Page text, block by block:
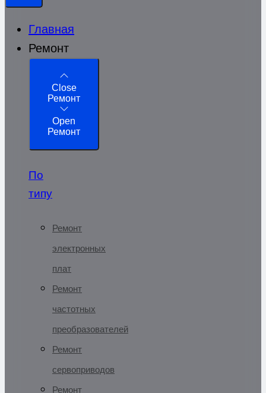
Главная
Ремонт
Close
Ремонт
Open
Ремонт
По
типу
Ремонт
электронных
плат
Ремонт
частотных
преобразователей
Ремонт
сервоприводов
Ремонт